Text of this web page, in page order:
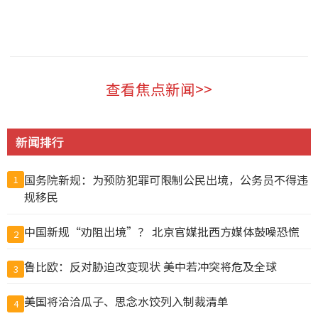
查看焦点新闻>>
新闻排行
1
国务院新规：为预防犯罪可限制公民出境，公务员不得违
规移民
2 中国新规“劝阻出境”？ 北京官媒批西方媒体鼓噪恐慌
3 鲁比欧：反对胁迫改变现状 美中若冲突将危及全球
4 美国将洽洽瓜子、思念水饺列入制裁清单